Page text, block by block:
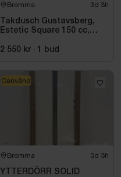
Bromma 3d 3h
Takdusch Gustavsberg,
Estetic Square 150 cc,
2 550 kr · 1 bud
Bromma 3d 3h
YTTERDÖRR SOLID
Oanvänd